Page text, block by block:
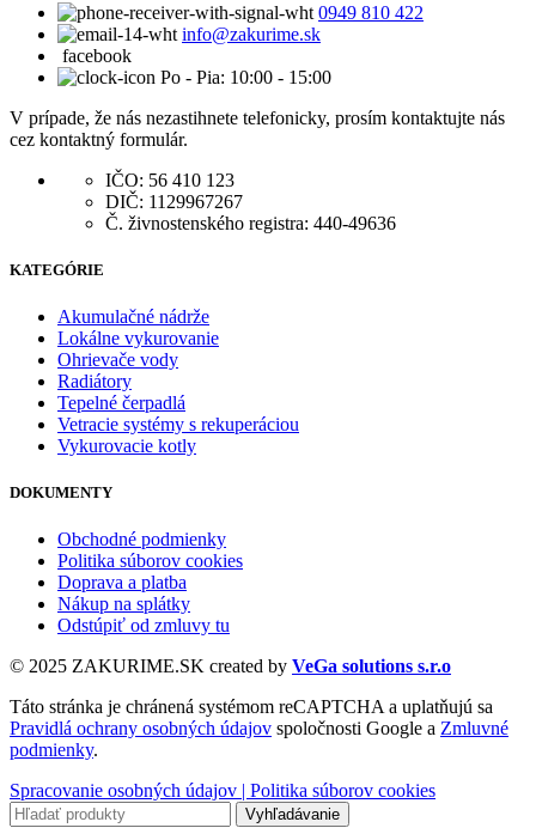
0949 810 422
info@zakurime.sk
facebook
Po - Pia: 10:00 - 15:00
V prípade, že nás nezastihnete telefonicky, prosím kontaktujte nás
cez kontaktný formulár.
IČO: 56 410 123
DIČ: 1129967267
Č. živnostenského registra: 440-49636
KATEGÓRIE
Akumulačné nádrže
Lokálne vykurovanie
Ohrievače vody
Radiátory
Tepelné čerpadlá
Vetracie systémy s rekuperáciou
Vykurovacie kotly
DOKUMENTY
Obchodné podmienky
Politika súborov cookies
Doprava a platba
Nákup na splátky
Odstúpiť od zmluvy tu
© 2025 ZAKURIME.SK created by VeGa solutions s.r.o
Táto stránka je chránená systémom reCAPTCHA a uplatňujú sa
Pravidlá ochrany osobných údajov spoločnosti Google a Zmluvné
podmienky.
Spracovanie osobných údajov | Politika súborov cookies
Vyhľadávanie